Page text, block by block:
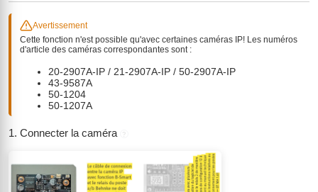
Avertissement
Cette fonction n'est possible qu'avec certaines caméras IP! Les numéros
d'article des caméras correspondantes sont :
20-2907A-IP / 21-2907A-IP / 50-2907A-IP
43-9587A
50-1204
50-1207A
1. Connecter la caméra